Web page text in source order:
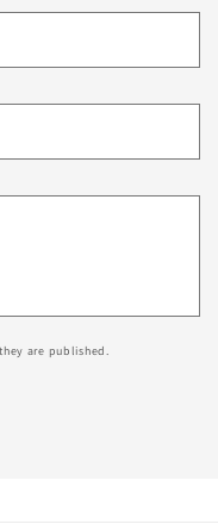
are published.